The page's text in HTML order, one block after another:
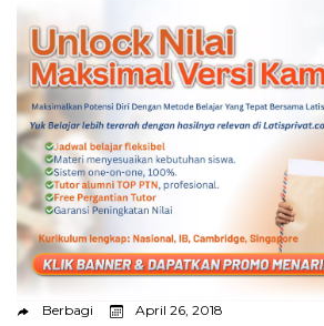
Berbagi April 26, 2018